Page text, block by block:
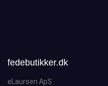
fedebutikker.dk
eLaursen ApS